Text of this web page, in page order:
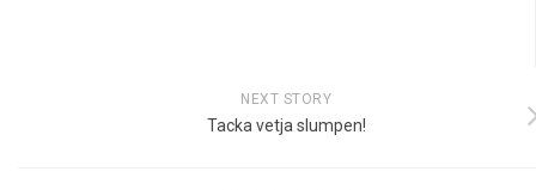
NEXT STORY
Tacka vetja slumpen!